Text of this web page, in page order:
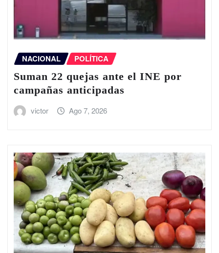
NACIONAL POLÍTICA
Suman 22 quejas ante el INE por
campañas anticipadas
victor Ago 7, 2026